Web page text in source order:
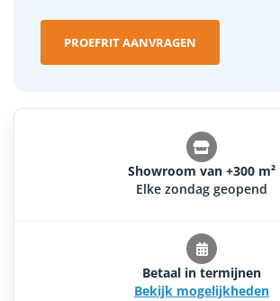
PROEFRIT AANVRAGEN
Showroom van +300 m²
Elke zondag geopend
Betaal in termijnen
Bekijk mogelijkheden